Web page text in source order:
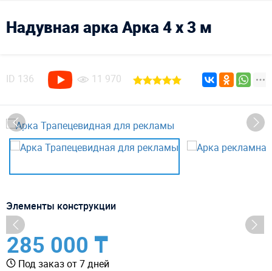
Надувная арка Арка 4 х 3 м
ID 136 11 970
Элементы конструкции
285 000 ₸
Под заказ от 7 дней